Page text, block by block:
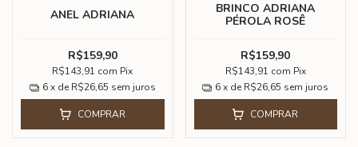
ANEL ADRIANA
R$159,90
R$143,91 com Pix
6 x de R$26,65 sem juros
COMPRAR
BRINCO ADRIANA
PÉROLA ROSÊ
R$159,90
R$143,91 com Pix
6 x de R$26,65 sem juros
COMPRAR